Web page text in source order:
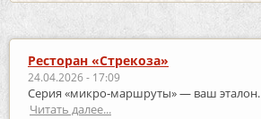
Ресторан «Стрекоза»
24.04.2026 - 17:09
Серия «микро‑маршруты» — ваш эталон.
Читать далее...